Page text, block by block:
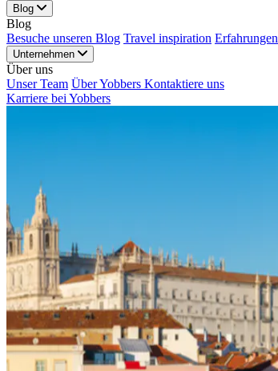
Blog
Blog
Besuche unseren Blog Travel inspiration Erfahrungen
Unternehmen
Über uns
Unser Team Über Yobbers Kontaktiere uns
Karriere bei Yobbers